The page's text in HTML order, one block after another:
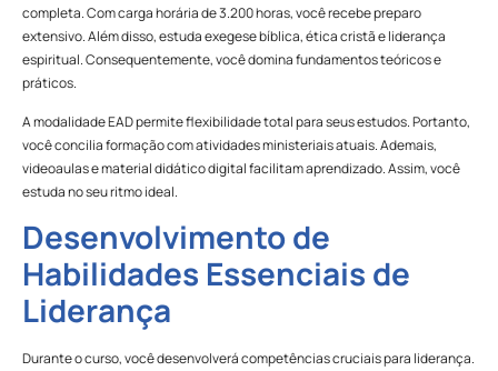
completa. Com carga horária de 3.200 horas, você recebe preparo
extensivo. Além disso, estuda exegese bíblica, ética cristã e liderança
espiritual. Consequentemente, você domina fundamentos teóricos e
práticos.
A modalidade EAD permite flexibilidade total para seus estudos. Portanto,
você concilia formação com atividades ministeriais atuais. Ademais,
videoaulas e material didático digital facilitam aprendizado. Assim, você
estuda no seu ritmo ideal.
Desenvolvimento de
Habilidades Essenciais de
Liderança
Durante o curso, você desenvolverá competências cruciais para liderança.